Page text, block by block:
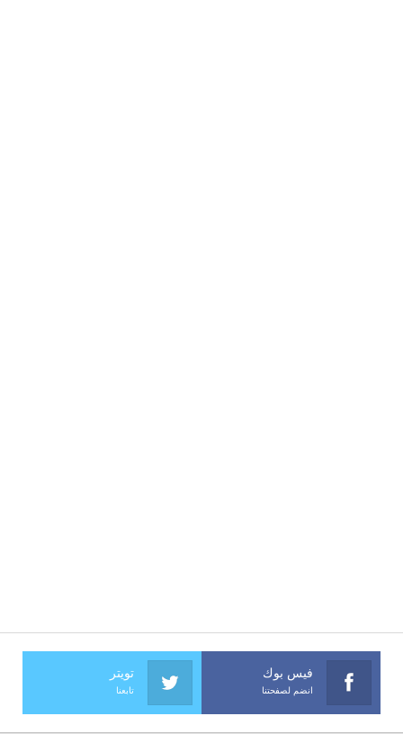
فيس بوك
انضم لصفحتنا
تويتر
تابعنا